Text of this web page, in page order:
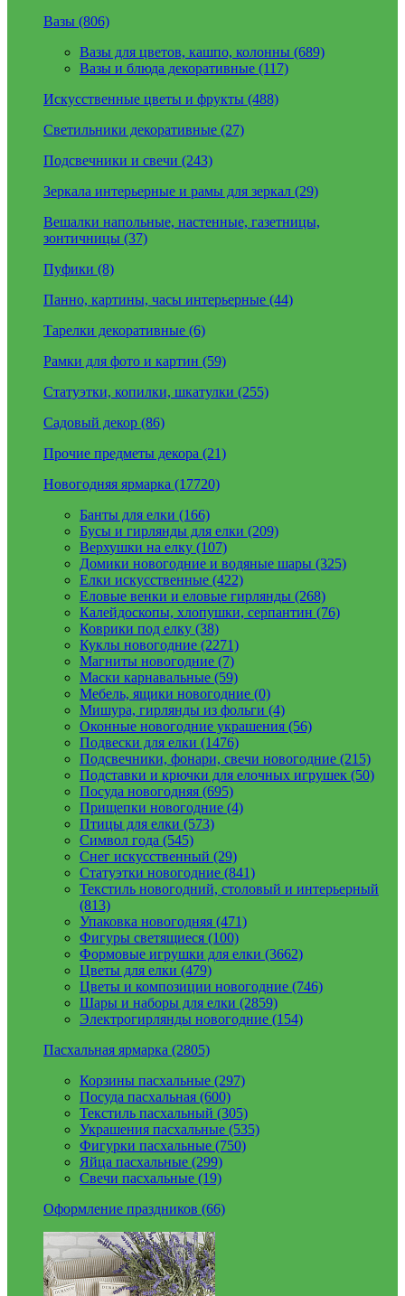
Вазы (806)
Вазы для цветов, кашпо, колонны (689)
Вазы и блюда декоративные (117)
Искусственные цветы и фрукты (488)
Светильники декоративные (27)
Подсвечники и свечи (243)
Зеркала интерьерные и рамы для зеркал (29)
Вешалки напольные, настенные, газетницы,
зонтичницы (37)
Пуфики (8)
Панно, картины, часы интерьерные (44)
Тарелки декоративные (6)
Рамки для фото и картин (59)
Статуэтки, копилки, шкатулки (255)
Садовый декор (86)
Прочие предметы декора (21)
Новогодняя ярмарка (17720)
Банты для елки (166)
Бусы и гирлянды для елки (209)
Верхушки на елку (107)
Домики новогодние и водяные шары (325)
Елки искусственные (422)
Еловые венки и еловые гирлянды (268)
Калейдоскопы, хлопушки, серпантин (76)
Коврики под елку (38)
Куклы новогодние (2271)
Магниты новогодние (7)
Маски карнавальные (59)
Мебель, ящики новогодние (0)
Мишура, гирлянды из фольги (4)
Оконные новогодние украшения (56)
Подвески для елки (1476)
Подсвечники, фонари, свечи новогодние (215)
Подставки и крючки для елочных игрушек (50)
Посуда новогодняя (695)
Прищепки новогодние (4)
Птицы для елки (573)
Символ года (545)
Снег искусственный (29)
Статуэтки новогодние (841)
Текстиль новогодний, столовый и интерьерный
(813)
Упаковка новогодняя (471)
Фигуры светящиеся (100)
Формовые игрушки для елки (3662)
Цветы для елки (479)
Цветы и композиции новогодние (746)
Шары и наборы для елки (2859)
Электрогирлянды новогодние (154)
Пасхальная ярмарка (2805)
Корзины пасхальные (297)
Посуда пасхальная (600)
Текстиль пасхальный (305)
Украшения пасхальные (535)
Фигурки пасхальные (750)
Яйца пасхальные (299)
Свечи пасхальные (19)
Оформление праздников (66)